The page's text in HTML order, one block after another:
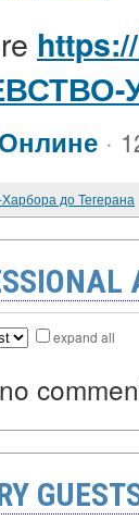
·
до Тегерана
expand all